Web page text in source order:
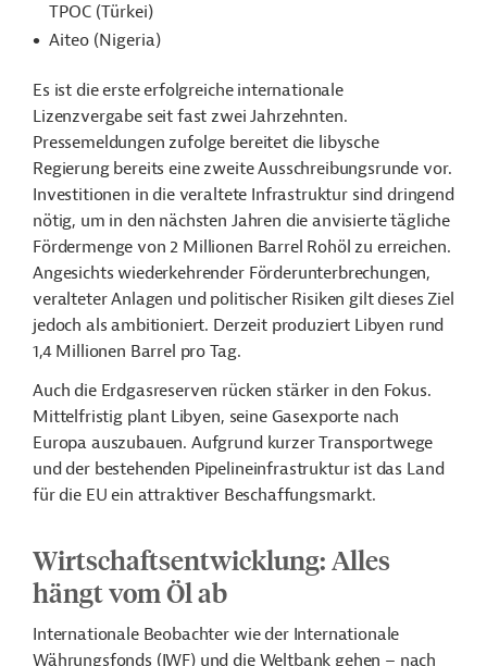
TPOC (Türkei)
Aiteo (Nigeria)
Es ist die erste erfolgreiche internationale
Lizenzvergabe seit fast zwei Jahrzehnten.
Pressemeldungen zufolge bereitet die libysche
Regierung bereits eine zweite Ausschreibungsrunde vor.
Investitionen in die veraltete Infrastruktur sind dringend
nötig, um in den nächsten Jahren die anvisierte tägliche
Fördermenge von 2 Millionen Barrel Rohöl zu erreichen.
Angesichts wiederkehrender Förderunterbrechungen,
veralteter Anlagen und politischer Risiken gilt dieses Ziel
jedoch als ambitioniert. Derzeit produziert Libyen rund
1,4 Millionen Barrel pro Tag.
Auch die Erdgasreserven rücken stärker in den Fokus.
Mittelfristig plant Libyen, seine Gasexporte nach
Europa auszubauen. Aufgrund kurzer Transportwege
und der bestehenden Pipelineinfrastruktur ist das Land
für die EU ein attraktiver Beschaffungsmarkt.
Wirtschaftsentwicklung: Alles
hängt vom Öl ab
Internationale Beobachter wie der Internationale
Währungsfonds (IWF) und die Weltbank gehen – nach